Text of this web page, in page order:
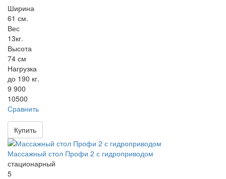
Ширина
61 см.
Вес
13кг.
Высота
74 см
Нагрузка
до 190 кг.
9 900
10500
Сравнить
Купить
Массажный стол Профи 2 с гидроприводом
стационарный
5